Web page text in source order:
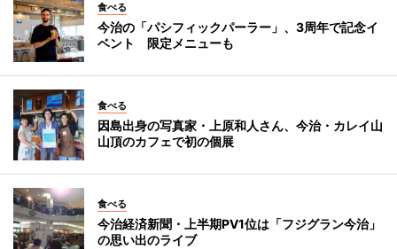
食べる
今治の「パシフィックパーラー」、3周年で記念イ
ベント 限定メニューも
食べる
因島出身の写真家・上原和人さん、今治・カレイ山
山頂のカフェで初の個展
食べる
今治経済新聞・上半期PV1位は「フジグラン今治」
の思い出のライブ